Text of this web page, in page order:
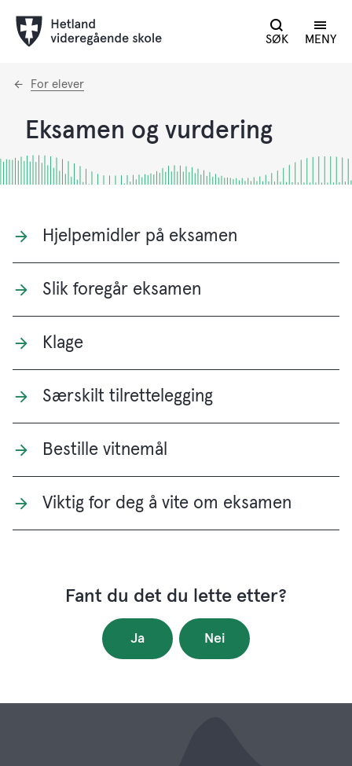
SØK MENY
Du
For elever
Eksamen og vurdering
Hjelpemidler på eksamen
Slik foregår eksamen
Klage
Særskilt tilrettelegging
Bestille vitnemål
Viktig for deg å vite om eksamen
Fant du det du lette etter?
Ja Nei